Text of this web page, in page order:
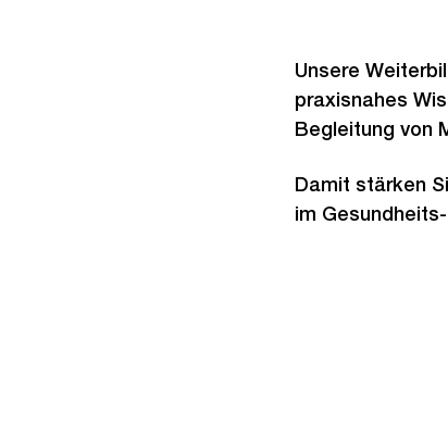
Unsere
praxisnahes
Begleitung von
Damit stärken
im